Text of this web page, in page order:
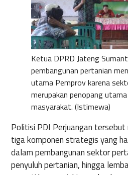
Ketua DPRD Jateng
pembangunan pertanian
utama Pemprov karena
merupakan penopang
masyarakat. (Istimewa)
Politisi PDI Perjuangan tersebut
tigakomponen strategisyang
dalam pembangunan sektor
penyuluh pertanian,hingga